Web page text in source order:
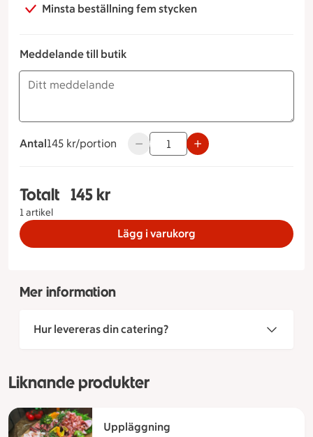
Minsta beställning fem stycken
Meddelande till butik
Antal
145 kronor per portion
145 kr/portion Använd knapparna för att minska
Totalt
1 artikel
Totalt 1 stycken Näsbybricka, 145 kronor
145 kr
Lägg i varukorg
Mer information
Hur levereras din catering?
Liknande produkter
Uppläggning